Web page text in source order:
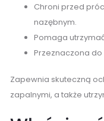
Chroni przed
nazębnym.
Pomaga
Przeznaczona
Zapewnia skuteczną
zapalnymi, a także